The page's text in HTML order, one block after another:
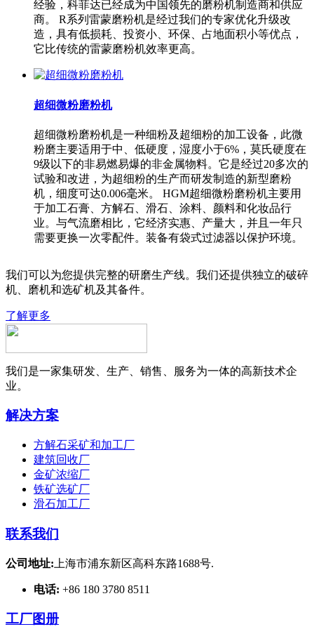
经验，科菲达已经成为中国领先的磨粉机制造商和供应
商。 R系列雷蒙磨粉机是经过我们的专家优化升级改
造，具有低损耗、投资小、环保、占地面积小等优点，
它比传统的雷蒙磨粉机效率更高。
超细微粉磨粉机
超细微粉磨粉机是一种细粉及超细粉的加工设备，此微
粉磨主要适用于中、低硬度，湿度小于6%，莫氏硬度在
9级以下的非易燃易爆的非金属物料。它是经过20多次的
试验和改进，为超细粉的生产而研发制造的新型磨粉
机，细度可达0.006毫米。 HGM超细微粉磨粉机主要用
于加工石膏、方解石、滑石、涂料、颜料和化妆品行
业。与气流磨相比，它经济实惠、产量大，并且一年只
需要更换一次零配件。装备有袋式过滤器以保护环境。
我们可以为您提供完整的研磨生产线。我们还提供独立的破碎
机、磨机和选矿机及其备件。
了解更多
我们是一家集研发、生产、销售、服务为一体的高新技术企
业。
解决方案
方解石采矿和加工厂
建筑回收厂
金矿浓缩厂
铁矿选矿厂
滑石加工厂
联系我们
公司地址: 上海市浦东新区高科东路1688号.
电话: +86 180 3780 8511
工厂图册